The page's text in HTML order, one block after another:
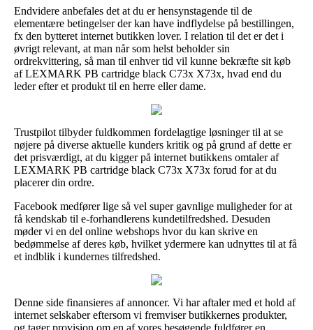
Endvidere anbefales det at du er hensynstagende til de
elementære betingelser der kan have indflydelse på bestillingen,
fx den bytteret internet butikken lover. I relation til det er det i
øvrigt relevant, at man når som helst beholder sin
ordrekvittering, så man til enhver tid vil kunne bekræfte sit køb
af LEXMARK PB cartridge black C73x X73x, hvad end du
leder efter et produkt til en herre eller dame.
Trustpilot tilbyder fuldkommen fordelagtige løsninger til at se
nøjere på diverse aktuelle kunders kritik og på grund af dette er
det prisværdigt, at du kigger på internet butikkens omtaler af
LEXMARK PB cartridge black C73x X73x forud for at du
placerer din ordre.
Facebook medfører lige så vel super gavnlige muligheder for at
få kendskab til e-forhandlerens kundetilfredshed. Desuden
møder vi en del online webshops hvor du kan skrive en
bedømmelse af deres køb, hvilket ydermere kan udnyttes til at få
et indblik i kundernes tilfredshed.
Denne side finansieres af annoncer. Vi har aftaler med et hold af
internet selskaber eftersom vi fremviser butikkernes produkter,
og tager provision om en af vores besøgende fuldfører en